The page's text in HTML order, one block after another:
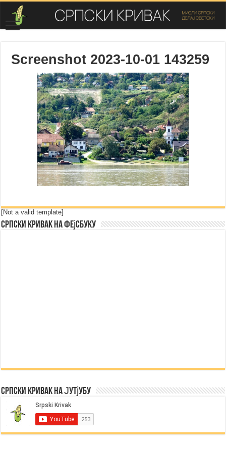
Screenshot 2023-10-01 143259
[Not a valid template]
Српски Кривак на Фејсбуку
Српски Кривак на Јутјубу